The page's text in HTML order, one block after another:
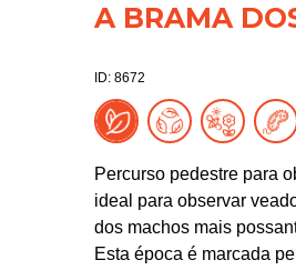
A BRAMA
ID: 8672
Percurso pedestre para
ideal para observar
dos machos mais
Esta época é marcada